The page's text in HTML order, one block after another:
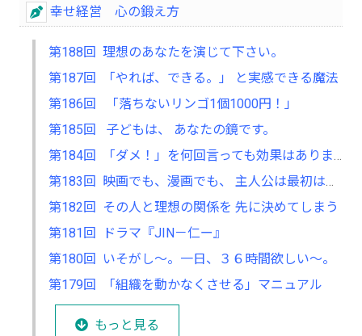
幸せ経営 心の鍛え方
第188回 理想のあなたを演じて下さい。
第187回 「やれば、できる。」 と実感できる魔法
第186回 「落ちないリンゴ1個1000円！」
第185回 子どもは、 あなたの鏡です。
第184回 「ダメ！」を何回言っても効果はありません。
第183回 映画でも、漫画でも、 主人公は最初はダメで弱い奴。
第182回 その人と理想の関係を 先に決めてしまう
第181回 ドラマ『JIN－仁ー』
第180回 いそがし～。一日、３６時間欲しい～。
第179回 「組織を動かなくさせる」マニュアル
もっと見る